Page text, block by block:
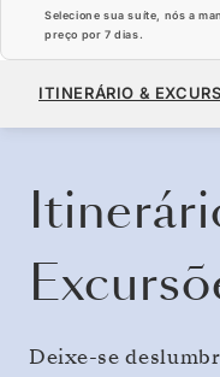
Selecione sua suíte, nós a
preço por 7 dias.
A PARTIR DE
ITINERÁRIO &
Deixe-se